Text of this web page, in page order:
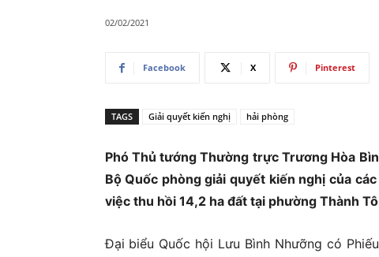
H
Ủ
02/02/2021
Facebook X Pinterest
TAGS Giải quyết kiến nghị hải phòng
Phó Thủ tướng Thường trực Trương Hòa
Bộ Quốc phòng giải quyết kiến nghị của
việc thu hồi 14,2 ha đất tại phường Thành
Đại biểu Quốc hội Lưu Bình Nhưỡng có